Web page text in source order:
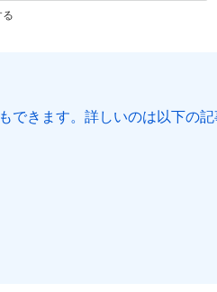
できます。詳しいのは以下の